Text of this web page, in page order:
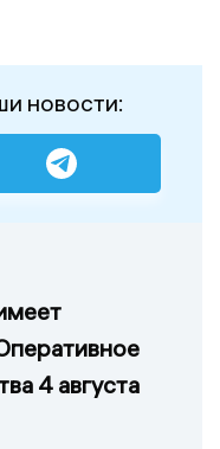
новости:
4 августа